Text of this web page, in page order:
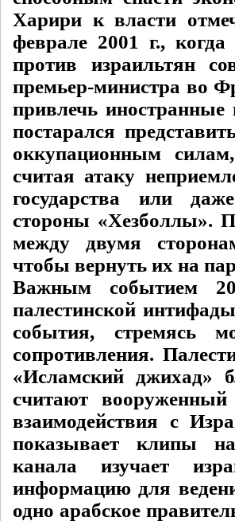
Харири к власти
феврале 2001 г.,
против израильтян
премьер-министра во
привлечь
постарался
оккупационным
считая атаку
государства или
стороны «Хезболлы».
между двумя
чтобы вернуть их на
Важным событием
палестинской
события, стремясь
сопротивления.
«Исламский джихад»
считают
взаимодействия с
показывает клипы
канала изучает
информацию для
одно арабское